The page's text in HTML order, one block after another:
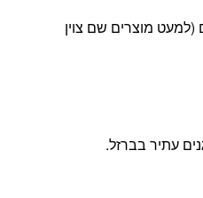
5 ימי עסקים (למעט מוצרים שם צוין
עתיר בברזל.